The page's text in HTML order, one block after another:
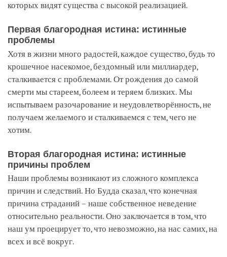
которых видят существа с высокой реализацией.
Первая благородная истина: истинные
проблемы
Хотя в жизни много радостей, каждое существо, будь то
крошечное насекомое, бездомный или миллиардер,
сталкивается с проблемами. От рождения до самой
смерти мы стареем, болеем и теряем близких. Мы
испытываем разочарование и неудовлетворённость, не
получаем желаемого и сталкиваемся с тем, чего не
хотим.
Вторая благородная истина: истинные
причины проблем
Наши проблемы возникают из сложного комплекса
причин и следствий. Но Будда сказал, что конечная
причина страданий – наше собственное неведение
относительно реальности. Оно заключается в том, что
наш ум проецирует то, что невозможно, на нас самих, на
всех и всё вокруг.